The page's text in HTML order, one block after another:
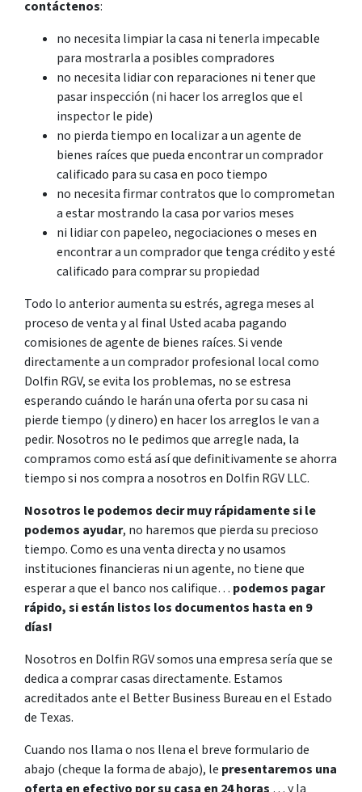
contáctenos:
no necesita limpiar la casa ni tenerla impecable
para mostrarla a posibles compradores
no necesita lidiar con reparaciones ni tener que
pasar inspección (ni hacer los arreglos que el
inspector le pide)
no pierda tiempo en localizar a un agente de
bienes raíces que pueda encontrar un comprador
calificado para su casa en poco tiempo
no necesita firmar contratos que lo comprometan
a estar mostrando la casa por varios meses
ni lidiar con papeleo, negociaciones o meses en
encontrar a un comprador que tenga crédito y esté
calificado para comprar su propiedad
Todo lo anterior aumenta su estrés, agrega meses al
proceso de venta y al final Usted acaba pagando
comisiones de agente de bienes raíces. Si vende
directamente a un comprador profesional local como
Dolfin RGV, se evita los problemas, no se estresa
esperando cuándo le harán una oferta por su casa ni
pierde tiempo (y dinero) en hacer los arreglos le van a
pedir. Nosotros no le pedimos que arregle nada, la
compramos como está así que definitivamente se ahorra
tiempo si nos compra a nosotros en Dolfin RGV LLC.
Nosotros le podemos decir muy rápidamente si le
podemos ayudar, no haremos que pierda su precioso
tiempo. Como es una venta directa y no usamos
instituciones financieras ni un agente, no tiene que
esperar a que el banco nos califique… podemos pagar
rápido, si están listos los documentos hasta en 9
días!
Nosotros en Dolfin RGV somos una empresa sería que se
dedica a comprar casas directamente. Estamos
acreditados ante el Better Business Bureau en el Estado
de Texas.
Cuando nos llama o nos llena el breve formulario de
abajo (cheque la forma de abajo), le presentaremos una